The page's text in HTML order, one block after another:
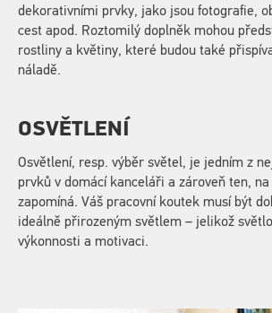
dekorativními prvky, jako jsou fotografie,
cest apod. Roztomilý doplněk mohou
rostliny a květiny, které budou také
náladě.
OSVĚTLENÍ
Osvětlení, resp. výběr světel, je jedním z
prvků v domácí kanceláři a zároveň ten,
zapomíná. Váš pracovní koutek musí být
ideálně přirozeným světlem – jelikož
výkonnosti a motivaci.